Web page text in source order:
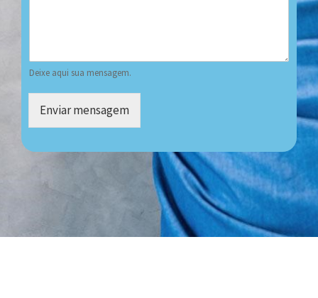
Deixe aqui sua mensagem.
Enviar mensagem